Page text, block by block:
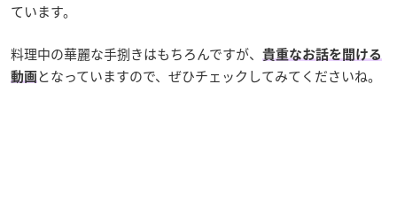
ています。
料理中の華麗な手捌きはもちろんですが、
貴重なお話を聞ける
動画となっていますので、ぜひチェックしてみてくださいね。